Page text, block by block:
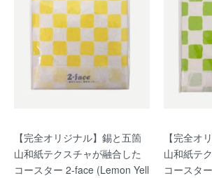
【完全オリジナル】錫と五箇
山和紙テクスチャが融合した
コースター 2-face (Lemon Yell
【完全オ
山和紙テ
コースタ